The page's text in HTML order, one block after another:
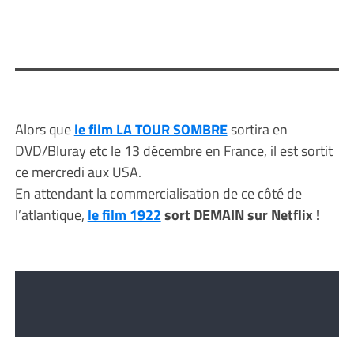
Alors quele film LA TOUR SOMBREsortira en
DVD/Bluray etc le 13 décembre en France, il est sortit
ce mercredi aux USA.
En attendant la commercialisation de ce côté de
l’atlantique, le film 1922sort DEMAIN sur Netflix !